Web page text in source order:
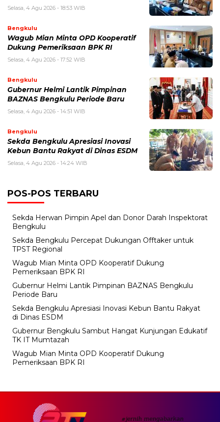
Selasa, 4 Agu 2026 - 18:53 WIB
Bengkulu
Wagub Mian Minta OPD Kooperatif
Dukung Pemeriksaan BPK RI
Selasa, 4 Agu 2026 - 17:52 WIB
Bengkulu
Gubernur Helmi Lantik Pimpinan
BAZNAS Bengkulu Periode Baru
Selasa, 4 Agu 2026 - 14:51 WIB
Bengkulu
Sekda Bengkulu Apresiasi Inovasi
Kebun Bantu Rakyat di Dinas ESDM
Selasa, 4 Agu 2026 - 14:24 WIB
POS-POS TERBARU
Sekda Herwan Pimpin Apel dan Donor Darah Inspektorat
Bengkulu
Sekda Bengkulu Percepat Dukungan Offtaker untuk
TPST Regional
Wagub Mian Minta OPD Kooperatif Dukung
Pemeriksaan BPK RI
Gubernur Helmi Lantik Pimpinan BAZNAS Bengkulu
Periode Baru
Sekda Bengkulu Apresiasi Inovasi Kebun Bantu Rakyat
di Dinas ESDM
Gubernur Bengkulu Sambut Hangat Kunjungan Edukatif
TK IT Mumtazah
Wagub Mian Minta OPD Kooperatif Dukung
Pemeriksaan BPK RI